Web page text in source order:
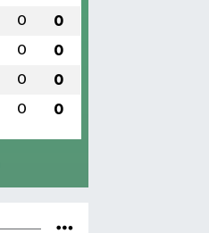
0 0
0 0
0 0
0 0